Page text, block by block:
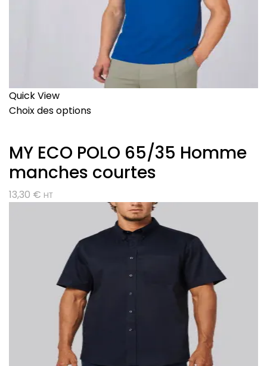
Quick View
Choix des options
MY ECO POLO 65/35 Homme
manches courtes
13,30 € HT